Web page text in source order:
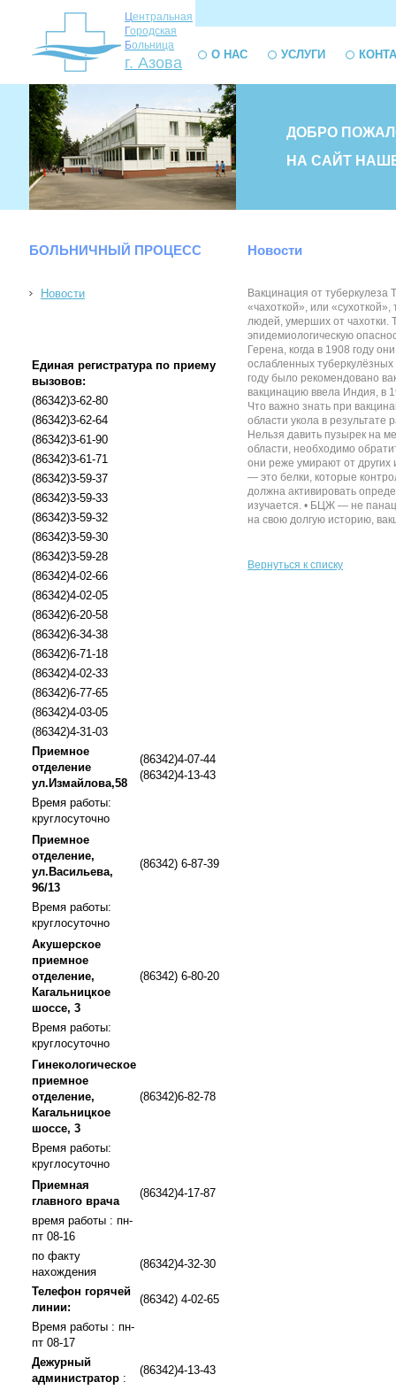
Центральная
Городская
Больница
г. Азова О НАС УСЛУГИ
ДОБРО
НА САЙТ
БОЛЬНИЧНЫЙ ПРОЦЕСС
Новости
Единая регистратура по приему
вызовов:
(86342)3-62-80
(86342)3-62-64
(86342)3-61-90
(86342)3-61-71
(86342)3-59-37
(86342)3-59-33
(86342)3-59-32
(86342)3-59-30
(86342)3-59-28
(86342)4-02-66
(86342)4-02-05
(86342)6-20-58
(86342)6-34-38
(86342)6-71-18
(86342)4-02-33
(86342)6-77-65
(86342)4-03-05
(86342)4-31-03
Приемное
отделение
ул.Измайлова,58
(86342)4-07-44
(86342)4-13-43
Время работы:
круглосуточно
Приемное
отделение,
ул.Васильева,
96/13
(86342) 6-87-39
Время работы:
круглосуточно
Акушерское
приемное
отделение,
Кагальницкое
шоссе, 3
(86342) 6-80-20
Время работы:
круглосуточно
Гинекологическое
приемное
отделение,
Кагальницкое
шоссе, 3
(86342)6-82-78
Время работы:
круглосуточно
Приемная
главного врача
(86342)4-17-87
время работы : пн-
пт 08-16
по факту
нахождения
(86342)4-32-30
Телефон горячей
линии:
(86342) 4-02-65
Время работы : пн-
пт 08-17
Дежурный
администратор :
(86342)4-13-43
Новости
Вакцинация от туберкулеза
«чахоткой», или
людей, умерших от чахотки.
эпидемиологическую
Герена, когда в 1908 году
ослабленных
году было рекомендовано
вакцинацию ввела Индия, в
Что важно знать при
области укола в
Нельзя давить пузырек на
области, необходимо
они реже умирают от
— это белки, которые
должна активировать
изучается. • БЦЖ — не
на свою долгую историю,
Вернуться к списку